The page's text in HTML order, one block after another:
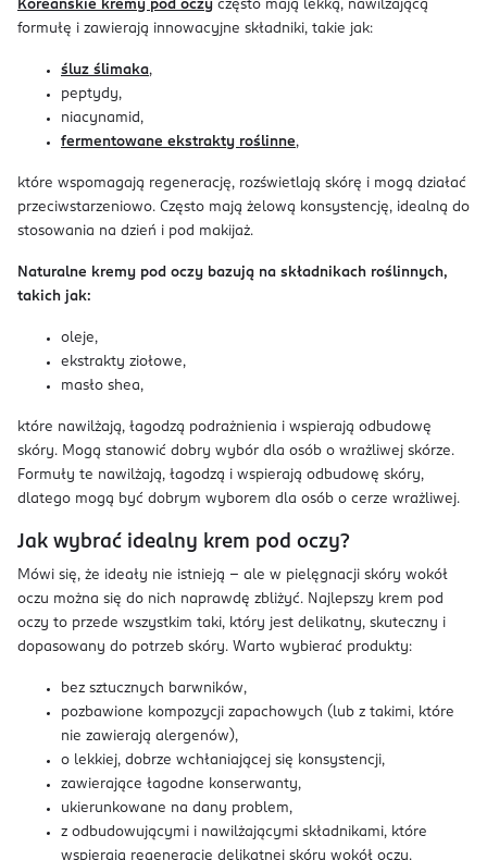
Koreańskie kremy pod oczy często mają lekką, nawilżającą
formułę i zawierają innowacyjne składniki, takie jak:
śluz ślimaka,
peptydy,
niacynamid,
fermentowane ekstrakty roślinne,
które wspomagają regenerację, rozświetlają skórę i mogą działać
przeciwstarzeniowo. Często mają żelową konsystencję, idealną do
stosowania na dzień i pod makijaż.
Naturalne kremy pod oczy bazują na składnikach roślinnych,
takich jak:
oleje,
ekstrakty ziołowe,
masło shea,
które nawilżają, łagodzą podrażnienia i wspierają odbudowę
skóry. Mogą stanowić dobry wybór dla osób o wrażliwej skórze.
Formuły te nawilżają, łagodzą i wspierają odbudowę skóry,
dlatego mogą być dobrym wyborem dla osób o cerze wrażliwej.
Jak wybrać idealny krem pod oczy?
Mówi się, że ideały nie istnieją – ale w pielęgnacji skóry wokół
oczu można się do nich naprawdę zbliżyć. Najlepszy krem pod
oczy to przede wszystkim taki, który jest delikatny, skuteczny i
dopasowany do potrzeb skóry. Warto wybierać produkty:
bez sztucznych barwników,
pozbawione kompozycji zapachowych (lub z takimi, które
nie zawierają alergenów),
o lekkiej, dobrze wchłaniającej się konsystencji,
zawierające łagodne konserwanty,
ukierunkowane na dany problem,
z odbudowującymi i nawilżającymi składnikami, które
wspierają regenerację delikatnej skóry wokół oczu.